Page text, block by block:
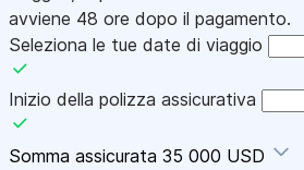
avviene 48 ore dopo il pagamento.
Seleziona le tue date di viaggio
Inizio della polizza assicurativa
Somma assicurata 35 000 USD